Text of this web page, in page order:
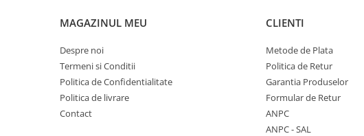
Samplere si controllere
Stative si pupitre DJ
Cabluri si conectori
Cabluri adaptoare, cabluri Y
MAGAZINUL MEU
Despre noi
Termeni si Conditii
Politica de Confidentialitate
Politica de livrare
Contact
CLIENTI
Metode de Plata
Politica de Retur
Garantia Produselor
Formular de Retur
ANPC
ANPC - SAL